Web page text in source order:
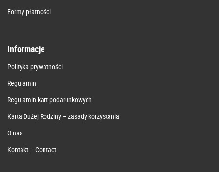
Formy płatności
Informacje
Polityka prywatności
Regulamin
Regulamin kart podarunkowych
Karta Dużej Rodziny – zasady korzystania
O nas
Kontakt – Contact